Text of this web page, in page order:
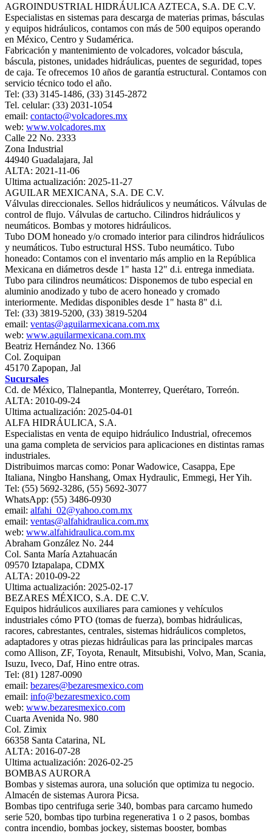
AGROINDUSTRIAL HIDRÁULICA AZTECA, S.A. DE C.V.
Especialistas en sistemas para descarga de materias primas, básculas
y equipos hidráulicos, contamos con más de 500 equipos operando
en México, Centro y Sudamérica.
Fabricación y mantenimiento de volcadores, volcador báscula,
báscula, pistones, unidades hidráulicas, puentes de seguridad, topes
de caja. Te ofrecemos 10 años de garantía estructural. Contamos con
servicio técnico todo el año.
Tel: (33) 3145-1486, (33) 3145-2872
Tel. celular: (33) 2031-1054
email: contacto@volcadores.mx
web: www.volcadores.mx
Calle 22 No. 2333
Zona Industrial
44940 Guadalajara, Jal
ALTA: 2021-11-06
Ultima actualización: 2025-11-27
AGUILAR MEXICANA, S.A. DE C.V.
Válvulas direccionales. Sellos hidráulicos y neumáticos. Válvulas de
control de flujo. Válvulas de cartucho. Cilindros hidráulicos y
neumáticos. Bombas y motores hidráulicos.
Tubo DOM honeado y/o cromado interior para cilindros hidráulicos
y neumáticos. Tubo estructural HSS. Tubo neumático. Tubo
honeado: Contamos con el inventario más amplio en la República
Mexicana en diámetros desde 1" hasta 12" d.i. entrega inmediata.
Tubo para cilindros neumáticos: Disponemos de tubo especial en
aluminio anodizado y tubo de acero honeado y cromado
interiormente. Medidas disponibles desde 1" hasta 8" d.i.
Tel: (33) 3819-5200, (33) 3819-5204
email: ventas@aguilarmexicana.com.mx
web: www.aguilarmexicana.com.mx
Beatriz Hernández No. 1366
Col. Zoquipan
45170 Zapopan, Jal
Sucursales
Cd. de México, Tlalnepantla, Monterrey, Querétaro, Torreón.
ALTA: 2010-09-24
Ultima actualización: 2025-04-01
ALFA HIDRÁULICA, S.A.
Especialistas en venta de equipo hidráulico Industrial, ofrecemos
una gama completa de servicios para aplicaciones en distintas ramas
industriales.
Distribuimos marcas como: Ponar Wadowice, Casappa, Epe
Italiana, Ningbo Hanshang, Omax Hydraulic, Emmegi, Her Yih.
Tel: (55) 5692-3286, (55) 5692-3077
WhatsApp: (55) 3486-0930
email: alfahi_02@yahoo.com.mx
email: ventas@alfahidraulica.com.mx
web: www.alfahidraulica.com.mx
Abraham González No. 244
Col. Santa María Aztahuacán
09570 Iztapalapa, CDMX
ALTA: 2010-09-22
Ultima actualización: 2025-02-17
BEZARES MÉXICO, S.A. DE C.V.
Equipos hidráulicos auxiliares para camiones y vehículos
industriales cómo PTO (tomas de fuerza), bombas hidráulicas,
racores, cabrestantes, centrales, sistemas hidráulicos completos,
adaptadores y otras piezas hidráulicas para las principales marcas
como Allison, ZF, Toyota, Renault, Mitsubishi, Volvo, Man, Scania,
Isuzu, Iveco, Daf, Hino entre otras.
Tel: (81) 1287-0090
email: bezares@bezaresmexico.com
email: info@bezaresmexico.com
web: www.bezaresmexico.com
Cuarta Avenida No. 980
Col. Zimix
66358 Santa Catarina, NL
ALTA: 2016-07-28
Ultima actualización: 2026-02-25
BOMBAS AURORA
Bombas y sistemas aurora, una solución que optimiza tu negocio.
Almacén de sistemas Aurora Picsa.
Bombas tipo centrifuga serie 340, bombas para carcamo humedo
serie 520, bombas tipo turbina regenerativa 1 o 2 pasos, bombas
contra incendio, bombas jockey, sistemas booster, bombas